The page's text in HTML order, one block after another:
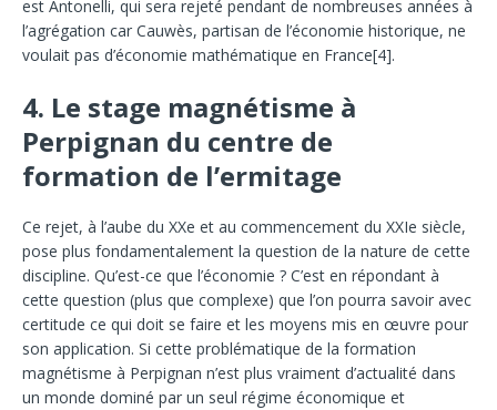
est Antonelli, qui sera rejeté pendant de nombreuses années à
l’agrégation car Cauwès, partisan de l’économie historique, ne
voulait pas d’économie mathématique en France[4].
4. Le stage magnétisme à
Perpignan du centre de
formation de l’ermitage
Ce rejet, à l’aube du XXe et au commencement du XXIe siècle,
pose plus fondamentalement la question de la nature de cette
discipline. Qu’est-ce que l’économie ? C’est en répondant à
cette question (plus que complexe) que l’on pourra savoir avec
certitude ce qui doit se faire et les moyens mis en œuvre pour
son application. Si cette problématique de la formation
magnétisme à Perpignan n’est plus vraiment d’actualité dans
un monde dominé par un seul régime économique et